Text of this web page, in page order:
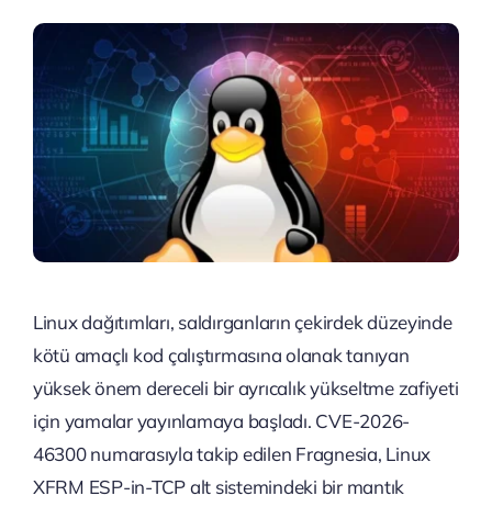
Linux dağıtımları, saldırganların çekirdek düzeyinde
kötü amaçlı kod çalıştırmasına olanak tanıyan
yüksek önem dereceli bir ayrıcalık yükseltme zafiyeti
için yamalar yayınlamaya başladı. CVE-2026-
46300 numarasıyla takip edilen Fragnesia, Linux
XFRM ESP-in-TCP alt sistemindeki bir mantık